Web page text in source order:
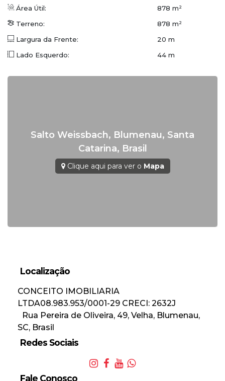
Área Útil:
878 m²
Terreno:
878 m²
Largura da Frente:
20 m
Lado Esquerdo:
44 m
Salto Weissbach, Blumenau, Santa
Catarina, Brasil
Clique aqui para ver o Mapa
Localização
CONCEITO IMOBILIARIA
LTDA08.983.953/0001-29 CRECI: 2632J
Rua Pereira de Oliveira, 49, Velha, Blumenau,
SC, Brasil
Redes Sociais
Fale Conosco